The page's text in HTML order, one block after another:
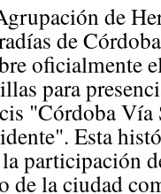
de
de
oficialmente
para
"Córdoba Vía
Esta
participación
de la ciudad